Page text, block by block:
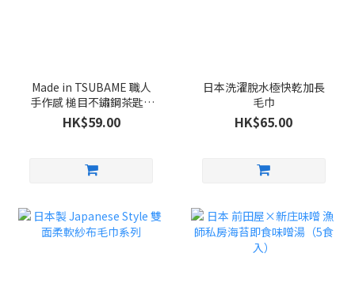
Made in TSUBAME 職人
手作感 槌目不鏽鋼茶匙 5
件組
HK$59.00
日本洗濯脫水極快乾加長
毛巾
HK$65.00